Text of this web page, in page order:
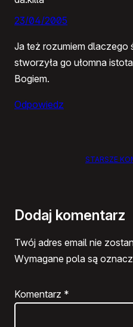
23/04/2005
Ja też rozumiem dlaczego
stworzyła go ułomna
Bogiem.
Odpowiedz
STARSZE
Dodaj komentarz
Twój adres email nie
Wymagane pola są
Komentarz *